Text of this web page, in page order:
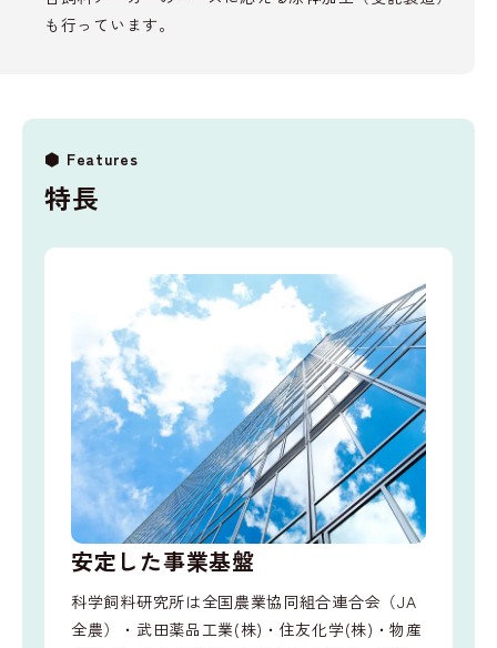
も行っています。
Features
特長
安定した事業基盤
科学飼料研究所は全国農業協同組合連合会（JA
全農）・武田薬品工業(株)・住友化学(株)・物産